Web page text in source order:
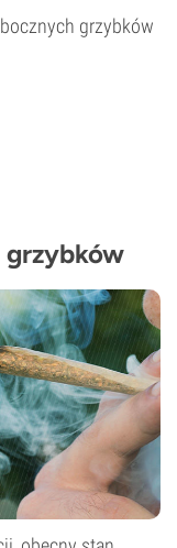
grzybków
grzybków